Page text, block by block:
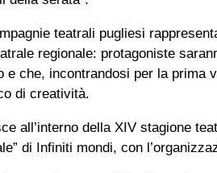
teatrali pugliesi
regionale: protagoniste
e che, incontrandosi per la prima
di creatività.
all’interno della XIV stagione
di Infiniti mondi, con